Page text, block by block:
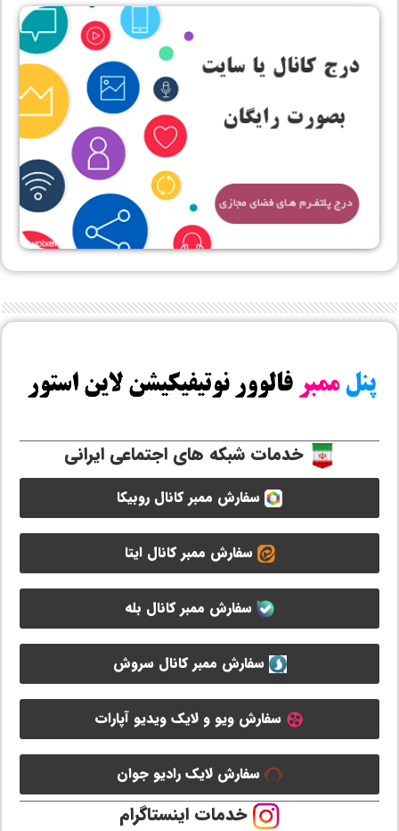
خدمات شبکه های اجتماعی ایرانی
سفارش ممبر کانال روبیکا
سفارش ممبر کانال ایتا
سفارش ممبر کانال بله
سفارش ممبر کانال سروش
سفارش ویو و لایک ویدیو آپارات
سفارش لایک رادیو جوان
خدمات اینستاگرام